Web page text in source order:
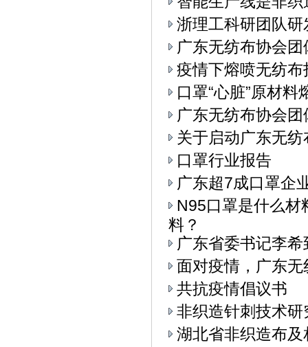
浙理工科研团队
广东无纺布协会
疫情下熔喷无纺
口罩“心脏”原材料
广东无纺布协会
关于启动广东无
口罩行业报告
广东超7成口罩企
N95口罩是什么材
料？
广东省委书记李
面对疫情，广东
共抗疫情倡议书
非织造针刺技术
湖北省非织造布